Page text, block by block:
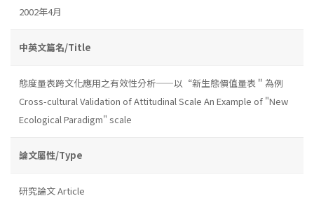
2002年4月
中英文篇名/Title
態度量表跨文化應用之有效性分析——以“新生態價值量表＂為例
Cross-cultural Validation of Attitudinal Scale An Example of "New
Ecological Paradigm" scale
論文屬性/Type
研究論文 Article